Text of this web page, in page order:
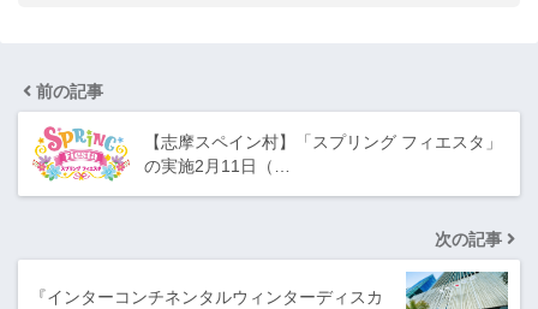
前の記事
【志摩スペイン村】「スプリング フィエスタ」
の実施2月11日（…
次の記事
『インターコンチネンタルウィンターディスカ